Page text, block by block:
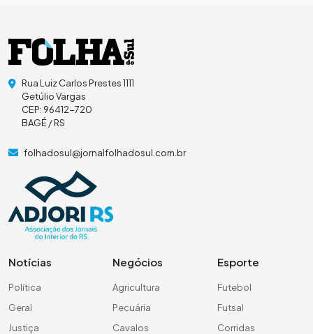
Rua Luiz Carlos Prestes 1111
Getúlio Vargas
CEP: 96412-720
BAGÉ / RS
folhadosul@jornalfolhadosul.com.br
Notícias
Política
Geral
Justiça
Negócios
Agricultura
Pecuária
Cavalos
Esporte
Futebol
Futsal
Corridas